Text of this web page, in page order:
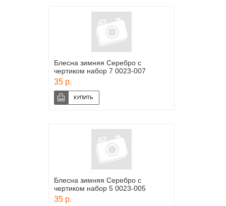
Блесна зимняя Серебро с
чертиком набор 7 0023-007
35 р.
Блесна зимняя Серебро с
чертиком набор 5 0023-005
35 р.